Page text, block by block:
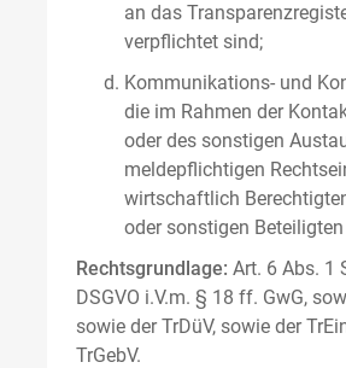
an das
verpflichtet sind;
Kommunikations- und
die im Rahmen der
oder des sonstigen
meldepflichtigen
wirtschaftlich
oder sonstigen
Rechtsgrundlage: Art. 6 Abs. 1
DSGVO i.V.m. § 18 ff. GwG,
sowie der TrDüV, sowie der
TrGebV.